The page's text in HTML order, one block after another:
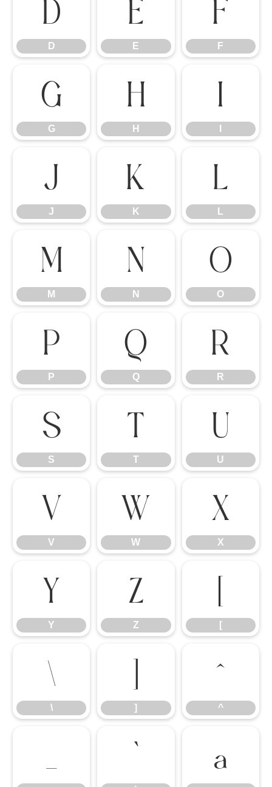
D E F
G
G H
H I
J
J K
K L
L
M
M N
N O
O
P
P Q
Q R
R
S
S T
T U
U
V
V W
W X
X
Y
Y Z
Z [
[
\
\ ]
] ^
^
_ ` a